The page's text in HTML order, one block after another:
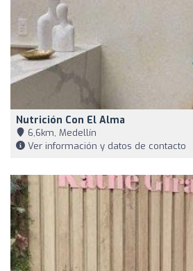
Nutrición Con El Alma
6,6km, Medellín
Ver información y datos de contacto